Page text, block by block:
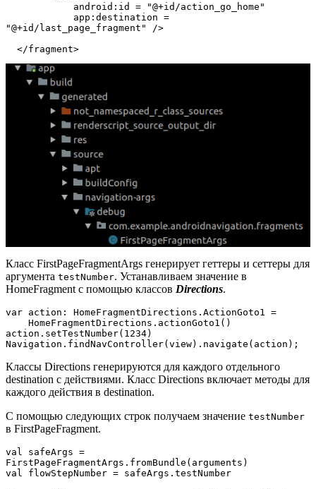
"@+id/last_page_fragment" />
  </fragment>
Класс FirstPageFragmentArgs генерирует геттеры и сеттеры для
аргумента testNumber. Устанавливаем значение в
HomeFragment с помощью классов Directions.
var action: HomeFragmentDirections.ActionGoto1 =
action.setTestNumber(1234)
Navigation.findNavController(view).navigate(action);
Классы Directions генерируются для каждого отдельного
destination с действиями. Класс Directions включает методы для
каждого действия в destination.
С помощью следующих строк получаем значение testNumber
в FirstPageFragment.
val safeArgs =
FirstPageFragmentArgs.fromBundle(arguments)
val flowStepNumber = safeArgs.testNumber